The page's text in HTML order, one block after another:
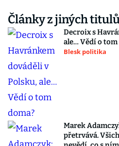
Články z jiných
Decroix s
ale… Vědí o tom
Blesk politika
Marek
přetrvává.